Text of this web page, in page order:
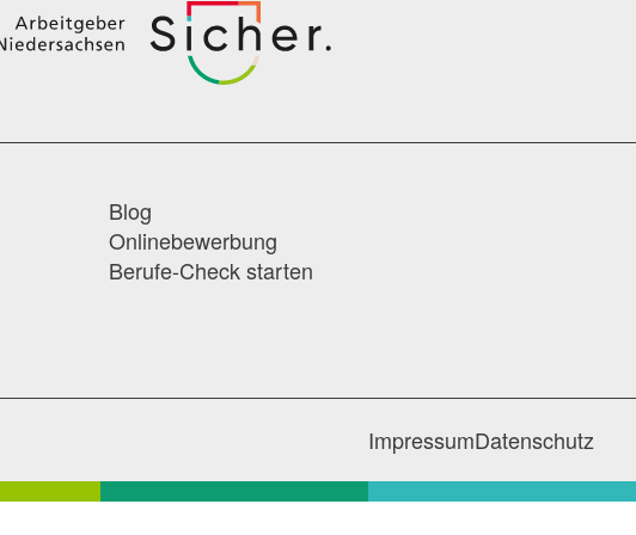
Blog
Onlinebewerbung
Berufe-Check starten
ImpressumDatenschutz